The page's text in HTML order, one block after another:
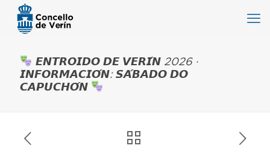
𝙀𝙉𝙏𝙍𝙊𝙄𝘿𝙊 𝘿𝙀 𝙑𝙀𝙍𝙄́𝙉 2026 ·
𝙄𝙉𝙁𝙊𝙍𝙈𝘼𝘾𝙄𝙊́𝙉: 𝙎𝘼́𝘽𝘼𝘿𝙊 𝘿𝙊
𝘾𝘼𝙋𝙐𝘾𝙃𝙊́𝙉